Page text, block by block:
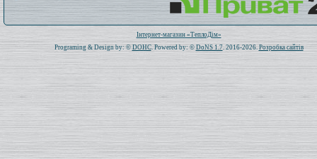
Всього: 1020294 Сьогодні: 384
Інтернет-магазин «ТеплоДім»
Programing & Design by: ©DOHC. Powered by: © DoNS 1.7. 2016-2026.Розробка сайтів